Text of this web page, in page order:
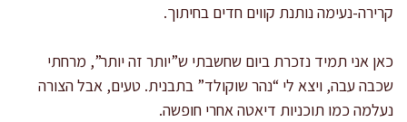
קרירה-נעימה נותנת קווים חדים בחיתוך.
כאן אני תמיד נזכרת ביום שחשבתי ש”יותר זה יותר”, מרחתי
שכבה עבה, ויצא לי “נהר שוקולד” בתבנית. טעים, אבל הצורה
נעלמה כמו תוכניות דיאטה אחרי חופשה.